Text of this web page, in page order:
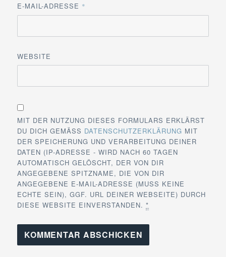
E-MAIL-ADRESSE *
WEBSITE
MIT DER NUTZUNG DIESES FORMULARS ERKLÄRST
DU DICH GEMÄSS DATENSCHUTZERKLÄRUNG MIT
DER SPEICHERUNG UND VERARBEITUNG DEINER
DATEN (IP-ADRESSE - WIRD NACH 60 TAGEN
AUTOMATISCH GELÖSCHT, DER VON DIR
ANGEGEBENE SPITZNAME, DIE VON DIR
ANGEGEBENE E-MAIL-ADRESSE (MUSS KEINE
ECHTE SEIN), GGF. URL DEINER WEBSEITE) DURCH
DIESE WEBSITE EINVERSTANDEN.*